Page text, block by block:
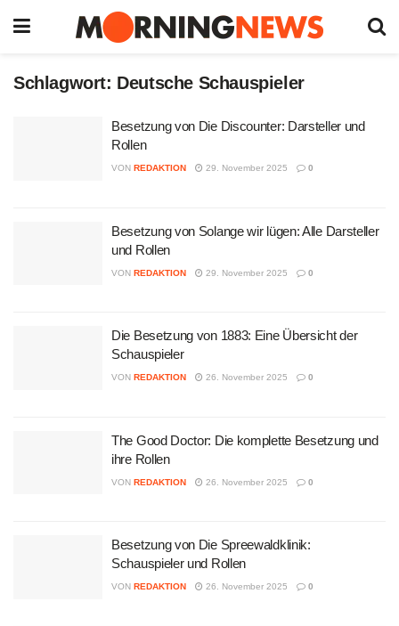
Schlagwort: Deutsche Schauspieler
Besetzung von Die Discounter: Darsteller und
Rollen
VON REDAKTION 29. November 2025 0
Besetzung von Solange wir lügen: Alle Darsteller
und Rollen
VON REDAKTION 29. November 2025 0
Die Besetzung von 1883: Eine Übersicht der
Schauspieler
VON REDAKTION 26. November 2025 0
The Good Doctor: Die komplette Besetzung und
ihre Rollen
VON REDAKTION 26. November 2025 0
Besetzung von Die Spreewaldklinik:
Schauspieler und Rollen
VON REDAKTION 26. November 2025 0